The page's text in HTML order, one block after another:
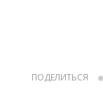
ПОДЕЛИТЬСЯ